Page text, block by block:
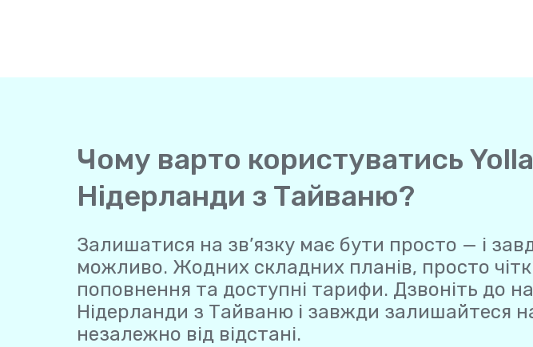
Чому варто користуватись
Нідерланди з Тайваню?
Залишатися на зв’язку має бути просто — і
можливо. Жодних складних планів, просто
поповнення та доступні тарифи. Дзвоніть до
Нідерланди з Тайваню і завжди залишайтеся
незалежно від відстані.